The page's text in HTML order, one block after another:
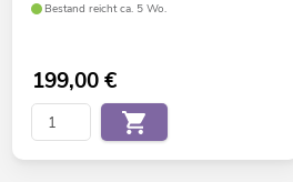
Bestand reicht ca. 5 Wo.
199,00€